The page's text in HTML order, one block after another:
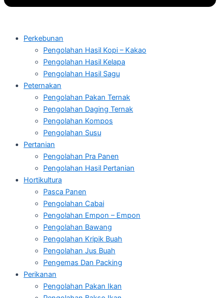
Perkebunan
Pengolahan Hasil Kopi – Kakao
Pengolahan Hasil Kelapa
Pengolahan Hasil Sagu
Peternakan
Pengolahan Pakan Ternak
Pengolahan Daging Ternak
Pengolahan Kompos
Pengolahan Susu
Pertanian
Pengolahan Pra Panen
Pengolahan Hasil Pertanian
Hortikultura
Pasca Panen
Pengolahan Cabai
Pengolahan Empon – Empon
Pengolahan Bawang
Pengolahan Kripik Buah
Pengolahan Jus Buah
Pengemas Dan Packing
Perikanan
Pengolahan Pakan Ikan